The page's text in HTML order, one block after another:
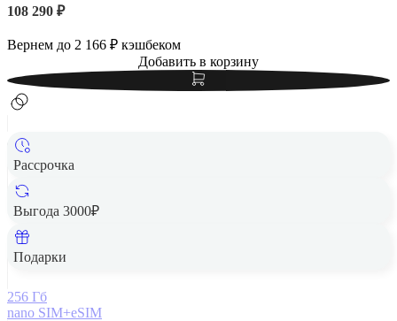
108 290 ₽
Вернем до 2 166 ₽ кэшбеком
Добавить в корзину
Рассрочка
Выгода 3000₽
Подарки
Apple iPhone 14 Pro Max 256Gb Space Black, «чёрный
256 Гб
nano SIM+eSIM